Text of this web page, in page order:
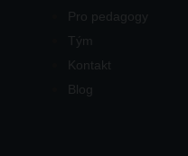
Pro pedagogy
Tým
Kontakt
Blog